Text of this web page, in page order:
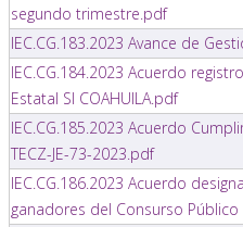
segundo trimestre.pdf
IEC.CG.183.2023 Avance de
IEC.CG.184.2023 Acuerdo
Estatal SI COAHUILA.pdf
IEC.CG.185.2023 Acuerdo
TECZ-JE-73-2023.pdf
IEC.CG.186.2023 Acuerdo
ganadores del Consurso